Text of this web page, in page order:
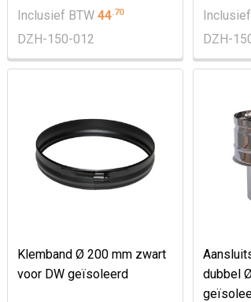
Inclusief BTW44.70
DZH-150-012 DZH-
Klemband Ø 200 mm zwart
voor DW geïsoleerd
dubbel